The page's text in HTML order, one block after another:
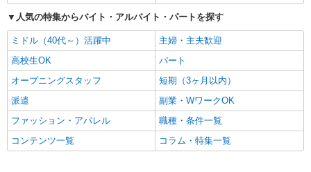
人気の特集からバイト・アルバイト・パートを探す
ミドル（40代～）活躍中
主婦・主夫歓迎
高校生OK
パート
オープニングスタッフ
短期（3ヶ月以内）
派遣
副業・WワークOK
ファッション・アパレル
職種・条件一覧
コンテンツ一覧
コラム・特集一覧